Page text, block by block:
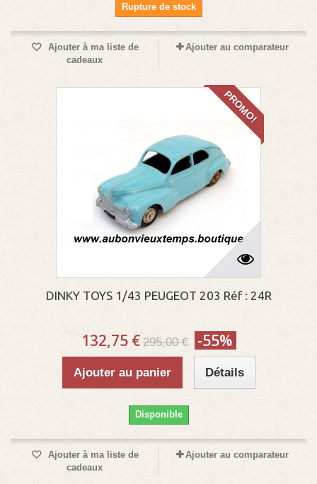
Rupture de stock
Ajouter à ma liste de
cadeaux
Ajouter au comparateur
PROMO!
DINKY TOYS 1/43 PEUGEOT 203 Réf : 24R
132,75 € 295,00 € -55%
Ajouter au panier Détails
Disponible
Ajouter à ma liste de
cadeaux
Ajouter au comparateur